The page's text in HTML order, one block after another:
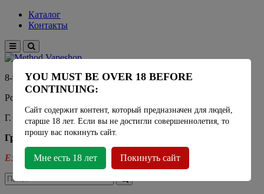
Каталог
Контакты
8-915-450-21-92
Розничный магазин Method Vapeshop
Г. Москва, улица Южнобутовская 36
График работы
Ежедневно - 11:00 - 21:00
YOU MUST BE OVER 18 BEFORE
CONTINUING:
Сайт содержит контент, который предназначен для людей,
старше 18 лет. Если вы не достигли совершеннолетия, то
прошу вас покинуть сайт.
Мне есть 18 лет Покинуть сайт